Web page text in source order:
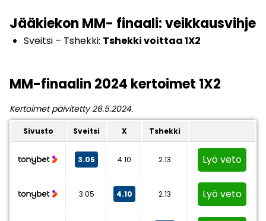
Jääkiekon MM- finaali: veikkausvihje
Sveitsi – Tshekki: Tshekki voittaa 1X2
MM-finaalin 2024 kertoimet 1X2
Kertoimet päivitetty 26.5.2024.
Sivusto Sveitsi X Tshekki
3.05 4.10 2.13 Lyö veto
3.05 4.10 2.13 Lyö veto